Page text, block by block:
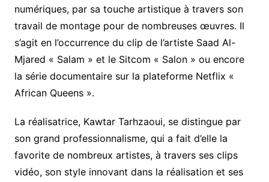
numériques, par sa touche artistique à travers son
travail de montage pour de nombreuses œuvres. Il
s’agit en l’occurrence du clip de l’artiste Saad Al-
Mjared « Salam » et le Sitcom « Salon » ou encore
la série documentaire sur la plateforme Netflix «
African Queens ».
La réalisatrice, Kawtar Tarhzaoui, se distingue par
son grand professionnalisme, qui a fait d’elle la
favorite de nombreux artistes, à travers ses clips
vidéo, son style innovant dans la réalisation et ses